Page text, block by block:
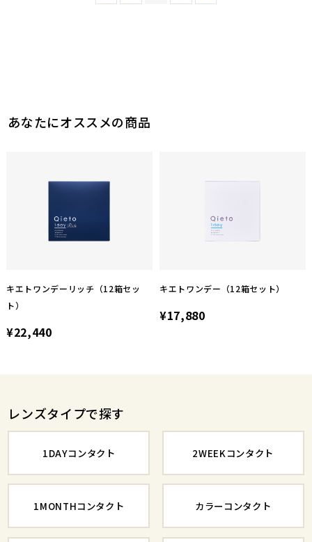
あなたにオススメの商品
キエトワンデーリッチ（12箱セッ
ト）
¥22,440
キエトワンデー（12箱セット）
¥17,880
レンズタイプで探す
1DAYコンタクト 2WEEKコンタクト
1MONTHコンタクト カラーコンタクト